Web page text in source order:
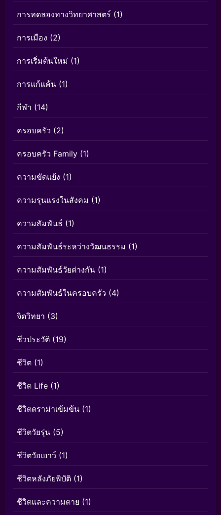
การทดลองทางวิทยาศาสตร์ (1)
การเมือง (2)
การเริ่มต้นใหม่ (1)
การแก้แค้น (1)
กีฬา (14)
ครอบครัว (2)
ครอบครัว Family (1)
ความขัดแย้ง (1)
ความรุนแรงในสังคม (1)
ความสัมพันธ์ (1)
ความสัมพันธ์ระหว่างวัฒนธรรม (1)
ความสัมพันธ์วัยต่างกัน (1)
ความสัมพันธ์ในครอบครัว (4)
จิตวิทยา (3)
ชีวประวัติ (19)
ชีวิต (1)
ชีวิต Life (1)
ชีวิตดราม่าเข้มข้น (1)
ชีวิตวัยรุ่น (5)
ชีวิตวัยเยาว์ (1)
ชีวิตหลังภัยพิบัติ (1)
ชีวิตและความตาย (1)